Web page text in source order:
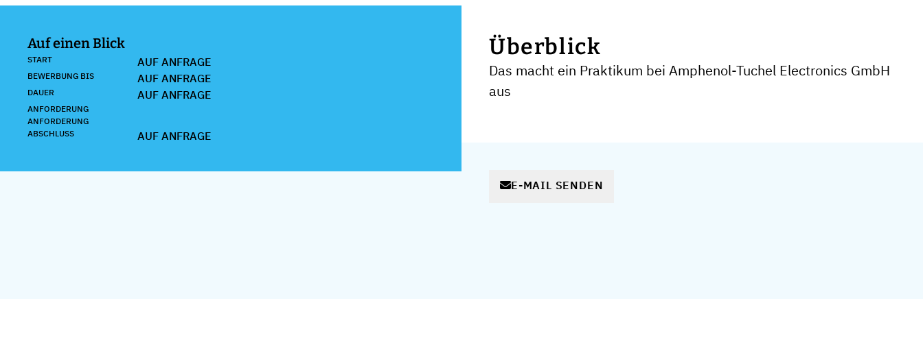
Auf einen Blick
START AUF ANFRAGE
BEWERBUNG BIS AUF ANFRAGE
DAUER AUF ANFRAGE
ANFORDERUNG
ANFORDERUNG
ABSCHLUSS
AUF ANFRAGE
Überblick
Das macht ein Praktikum bei Amphenol-Tuchel Electronics GmbH
aus
E-MAIL SENDEN